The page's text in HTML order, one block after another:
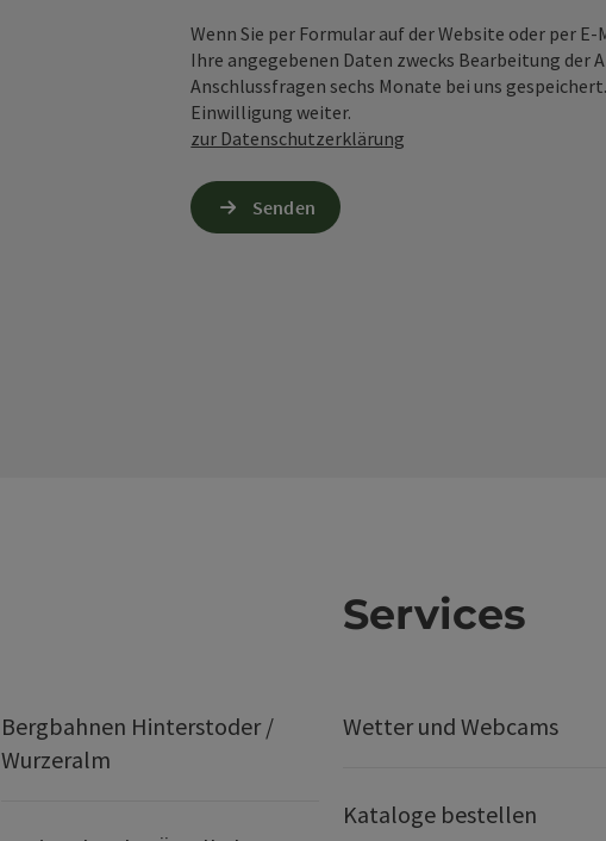
Wenn Sie per Formular auf der Website oder per
Ihre angegebenen Daten zwecks Bearbeitung der
Anschlussfragen sechs Monate bei uns
Einwilligung weiter.
zur Datenschutzerklärung
Senden
Bergbahnen Hinterstoder /
Wurzeralm
Services
Wetter und Webcams
Kataloge bestellen